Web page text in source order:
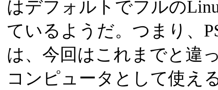
はデフォルトでフルの
ているようだ。つまり、
は、今回はこれまでと違
コンピュータとして使え